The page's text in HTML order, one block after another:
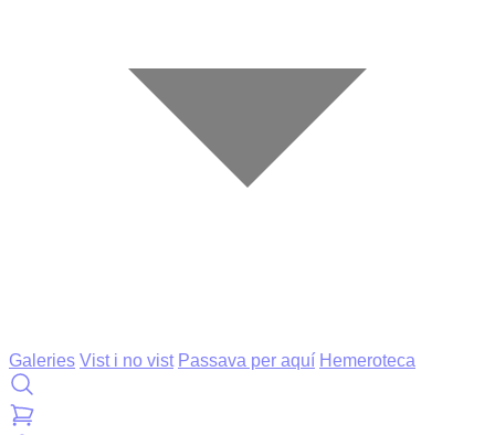
Galeries Vist i no vist Passava per aquí Hemeroteca